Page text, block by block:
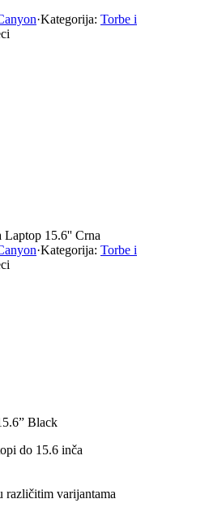
·Kategorija: Torbe i
Laptop 15.6'' Crna
·Kategorija: Torbe i
Black
do 15.6 inča
različitim varijantama